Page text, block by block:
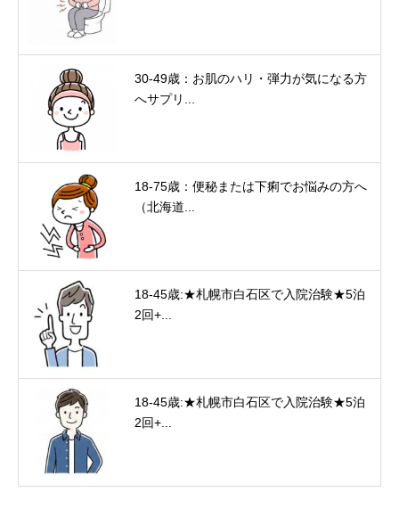
30-49歳：お肌のハリ・弾力が気になる方
へサプリ...
18-75歳：便秘または下痢でお悩みの方へ
（北海道...
18-45歳:★札幌市白石区で入院治験★5泊
2回+...
18-45歳:★札幌市白石区で入院治験★5泊
2回+...